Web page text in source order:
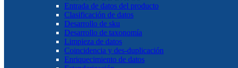
Entrada de datos del producto
Clasificación de datos
Desarrollo de sku
Desarrollo de taxonomía
Limpieza de datos
Coincidencia y des-duplicación
Enriquecimiento de datos